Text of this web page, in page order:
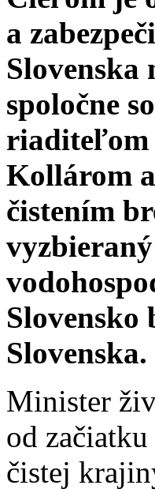
a
spoločne
riaditeľom
Kollárom
čistením
Slovenska.
Minister
od
čistej